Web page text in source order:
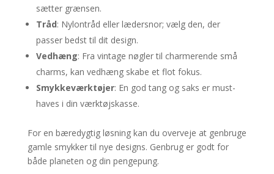
sætter grænsen.
Tråd: Nylontråd eller lædersnor; vælg den, der
passer bedst til dit design.
Vedhæng: Fra vintage nøgler til charmerende små
charms, kan vedhæng skabe et flot fokus.
Smykkeværktøjer: En god tang og saks er must-
haves i din værktøjskasse.
For en bæredygtig løsning kan du overveje at genbruge
gamle smykker til nye designs. Genbrug er godt for
både planeten og din pengepung.